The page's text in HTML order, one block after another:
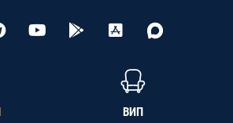
ВИП